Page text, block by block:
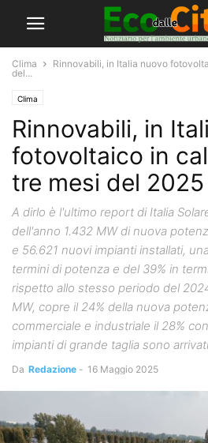
Clima
Rinnovabili, in Italia nuovo
del...
Clima
Rinnovabili, in
fotovoltaico in
tre mesi del 2025
A dirlo è l'ultimo report di Italia
dell'anno 1.432 MW di nuova
e 56.621 nuovi impianti installati,
termini di potenza e del 39% in
rispetto allo stesso periodo del
MW, copre il 24% della nuova
commerciale e industriale il 28%
impianti di grande taglia sono
Da Redazione - 16 Maggio 2025